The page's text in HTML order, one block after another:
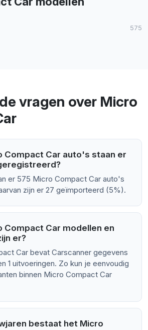
575
vragen over Micro
Compact Car auto's staan er
er 575 Micro Compact Car auto's
zijn er 27 geïmporteerd (5%).
Compact Car modellen en
er?
Car bevat Carscanner gegevens
1 uitvoeringen. Zo kun je eenvoudig
binnen Micro Compact Car
bestaat het Micro